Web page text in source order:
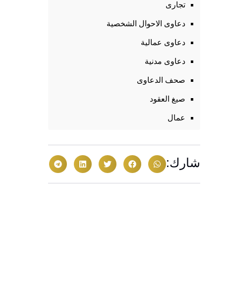
تجارى
دعاوى الاحوال الشخصية
دعاوى عمالية
دعاوى مدنية
صحف الدعاوى
صيغ العقود
عمال
شارك: